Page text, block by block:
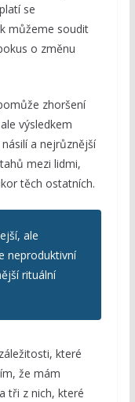
se
můžeme soudit
o změnu
zhoršení
výsledkem
a nejrůznější
mezi lidmi,
těch ostatních.
ale
neproduktivní
rituální
které
že mám
tři z nich, které